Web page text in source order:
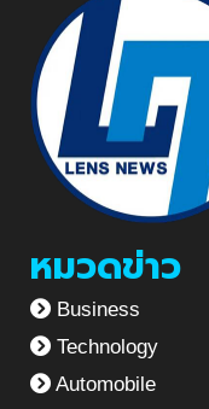
หมวดข่าว
Business
Technology
Automobile